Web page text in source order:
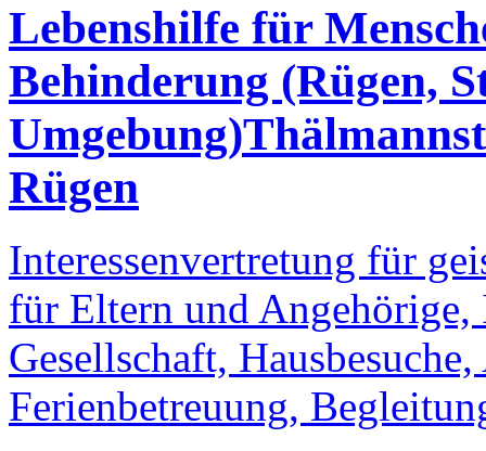
Lebenshilfe für
Behinderung (Rügen,
Umgebung)
Rügen
Interessenvertretung für
für Eltern und
Gesellschaft,
Ferienbetreuung,